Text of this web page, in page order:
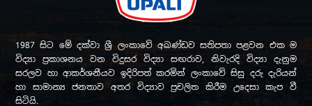
1987 සිට මේ දක්වා ශ්‍රී ලංකාවේ අඛණ්ඩව සතිපතා පළවන එක ම
විද්‍යා ප්‍රකාශනය වන විදුසර විද්‍යා සඟරාව, නිවැරදි විද්‍යා දැනුම
සරලව හා ආකර්ශනීයව ඉදිරිපත් කරමින් ලංකාවේ සිසු දරු දැරියන්
හා සාමාන්‍ය ජනතාව අතර විද්‍යාව ප්‍රචලිත කිරීම උදෙසා කැප වී
සිටියි.